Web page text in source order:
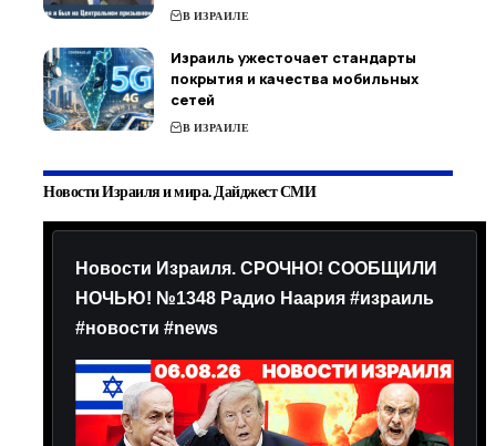
В ИЗРАИЛЕ
Израиль ужесточает стандарты
покрытия и качества мобильных
сетей
В ИЗРАИЛЕ
Новости Израиля и мира. Дайджест СМИ